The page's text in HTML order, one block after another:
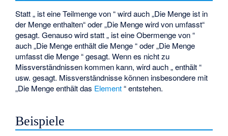
Statt „ ist eine Teilmenge von“ wird auch „Die Menge ist in
der Mengeenthalten“ oder „Die Mengewird von umfasst“
gesagt. Genauso wird statt „ ist eine Obermenge von“
auch „Die Mengeenthält die Menge“ oder „Die Menge
umfasst die Menge“ gesagt. Wenn es nicht zu
Missverständnissen kommen kann, wird auch „enthält“
usw. gesagt. Missverständnisse können insbesondere mit
„Die Mengeenthält das Element “ entstehen.
Beispiele